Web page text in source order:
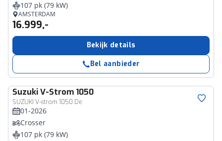
107 pk (79 kW)
AMSTERDAM
16.999,-
Bekijk details
Bel aanbieder
SuzukiV-Strom 1050
SUZUKI V-strom 1050 De
01-2026
Crosser
107 pk (79 kW)